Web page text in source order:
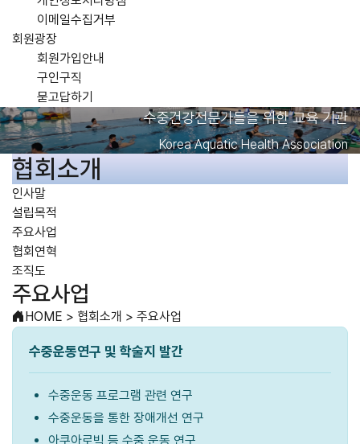
이메일수집거부
회원광장
회원가입안내
구인구직
묻고답하기
수중건강전문가들을 위한 교육 기관
Korea Aquatic Health Association
협회소개
인사말
설립목적
주요사업
협회연혁
조직도
주요사업
HOME > 협회소개 > 주요사업
수중운동연구 및 학술지 발간
수중운동 프로그램 관련 연구
수중운동을 통한 장애개선 연구
아쿠아로빅 등 수중 운동 연구